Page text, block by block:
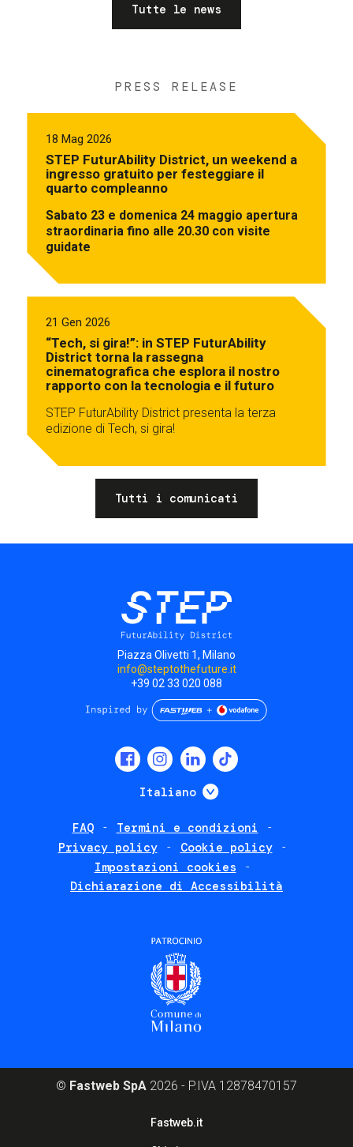
Tutte le news
PRESS RELEASE
18 Mag 2026
STEP FuturAbility District, un weekend a
ingresso gratuito per festeggiare il
quarto compleanno
Sabato 23 e domenica 24 maggio apertura
straordinaria fino alle 20.30 con visite
guidate
21 Gen 2026
“Tech, si gira!”: in STEP FuturAbility
District torna la rassegna
cinematografica che esplora il nostro
rapporto con la tecnologia e il futuro
STEP FuturAbility District presenta la terza
edizione di Tech, si gira!
Tutti i comunicati
Piazza Olivetti 1, Milano
info@steptothefuture.it
+39 02 33 020 088
Italiano Mostra ulteriori
FAQ
Termini e condizioni
Privacy policy
Cookie policy
Impostazioni cookies
Dichiarazione di Accessibilità
© Fastweb SpA 2026 - P.IVA 12878470157
Fastweb.it